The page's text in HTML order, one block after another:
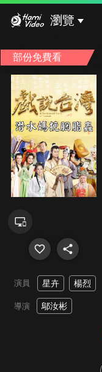
瀏覽
部份免費看
演員 星卉 楊烈
導演 鄔汝彬